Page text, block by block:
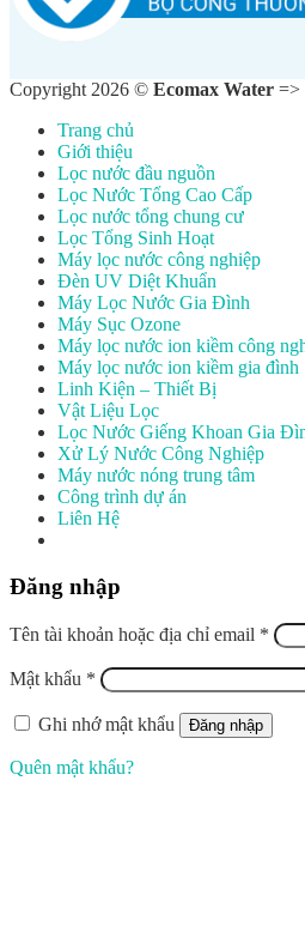
Copyright 2026 © Ecomax Water =>
Trang chủ
Giới thiệu
Lọc nước đầu nguồn
Lọc Nước Tổng Cao Cấp
Lọc nước tổng chung cư
Lọc Tổng Sinh Hoạt
Máy lọc nước công nghiệp
Đèn UV Diệt Khuẩn
Máy Lọc Nước Gia Đình
Máy Sục Ozone
Máy lọc nước ion kiềm công
Máy lọc nước ion kiềm gia đình
Linh Kiện – Thiết Bị
Vật Liệu Lọc
Lọc Nước Giếng Khoan Gia
Xử Lý Nước Công Nghiệp
Máy nước nóng trung tâm
Công trình dự án
Liên Hệ
Đăng nhập
Tên tài khoản hoặc địa chỉ email *
Mật khẩu *
Ghi nhớ mật khẩu Đăng nhập
Quên mật khẩu?